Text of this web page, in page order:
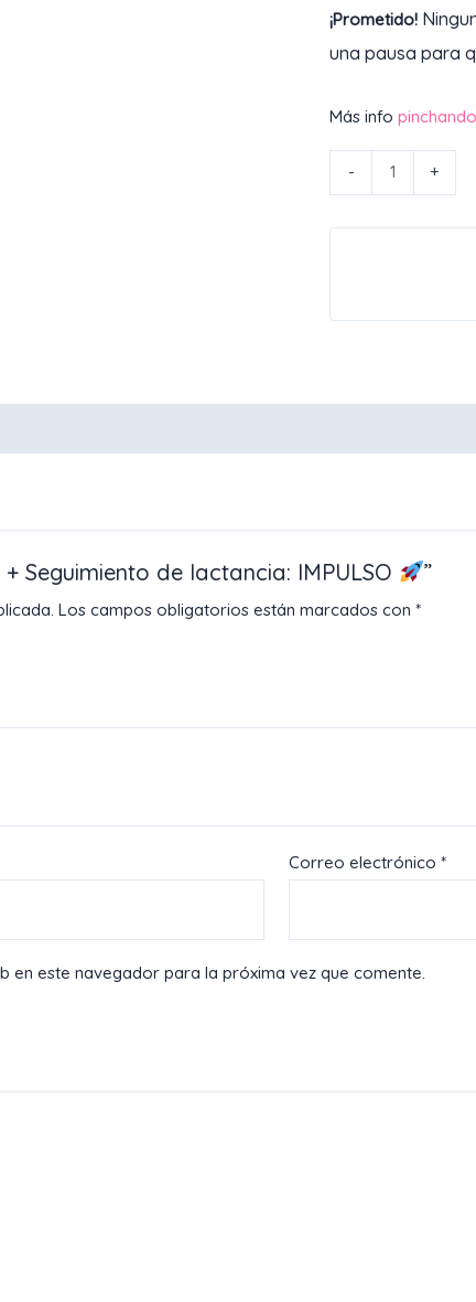
¡Prometido!
una pausa para
Más info
- +
Seguimiento de lactancia: IMPULSO ”
Los campos obligatorios están marcados con*
Correo electrónico*
este navegador para la próxima vez que comente.